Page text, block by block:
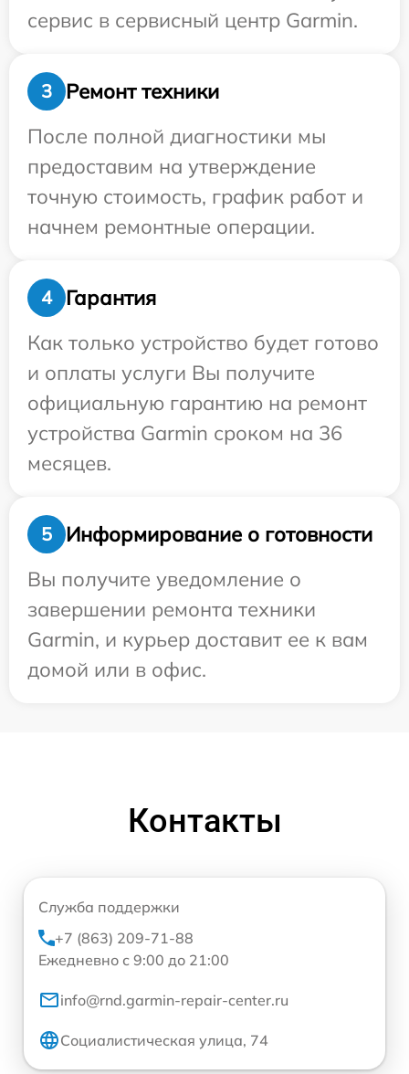
сервис в сервисный центр Garmin.
3
Ремонт техники
После полной диагностики мы
предоставим на утверждение
точную стоимость, график работ и
начнем ремонтные операции.
4
Гарантия
Как только устройство будет готово
и оплаты услуги Вы получите
официальную гарантию на ремонт
устройства Garmin сроком на 36
месяцев.
5
Информирование о готовности
Вы получите уведомление о
завершении ремонта техники
Garmin, и курьер доставит ее к вам
домой или в офис.
Контакты
Служба поддержки
+7 (863) 209-71-88
Ежедневно с 9:00 до 21:00
info@rnd.garmin-repair-center.ru
Социалистическая улица, 74